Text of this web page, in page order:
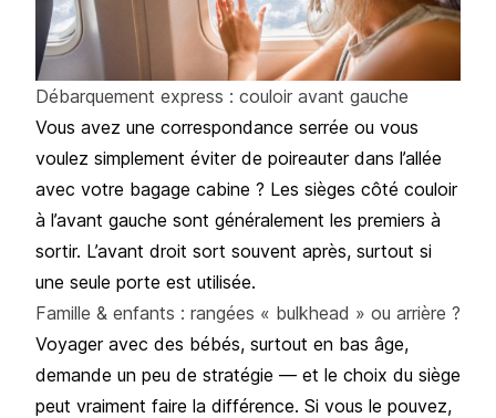
Débarquement express : couloir avant gauche
Vous avez une correspondance serrée ou vous
voulez simplement éviter de poireauter dans l’allée
avec votre bagage cabine ? Les sièges côté couloir
à l’avant gauche sont généralement les premiers à
sortir. L’avant droit sort souvent après, surtout si
une seule porte est utilisée.
Famille & enfants : rangées « bulkhead » ou arrière ?
Voyager avec des bébés, surtout en bas âge,
demande un peu de stratégie — et le choix du siège
peut vraiment faire la différence. Si vous le pouvez,